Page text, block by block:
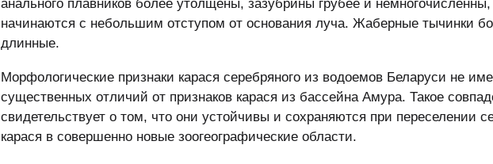
анального плавников более утолщены, зазубрины грубее и немногочисленны,
начинаются с небольшим отступом от основания луча. Жаберные тычинки
длинные.
Морфологические признаки карася серебряного из водоемов Беларуси не
существенных отличий от признаков карася из бассейна Амура. Такое
свидетельствует о том, что они устойчивы и сохраняются при переселении
карася в совершенно новые зоогеографические области.